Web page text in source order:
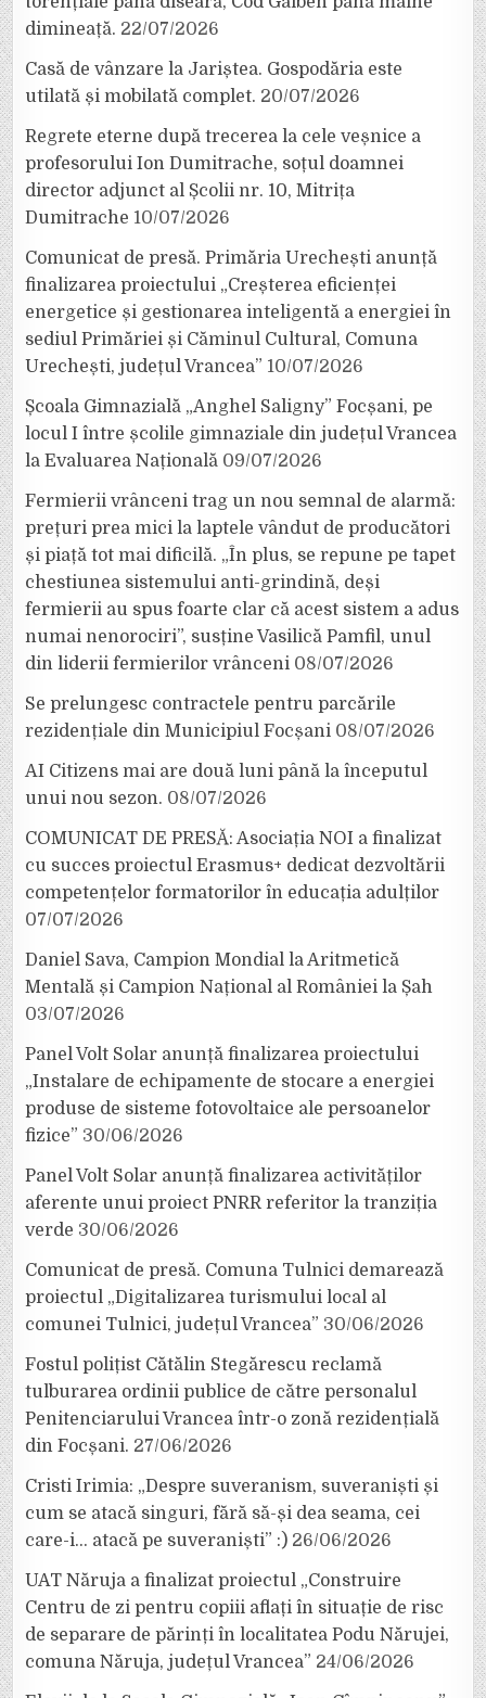
dimineață. 22/07/2026
Casă de vânzare la Jariștea. Gospodăria este
utilată și mobilată complet. 20/07/2026
Regrete eterne după trecerea la cele veșnice a
profesorului Ion Dumitrache, soțul doamnei
director adjunct al Școlii nr. 10, Mitrița
Dumitrache 10/07/2026
Comunicat de presă. Primăria Urechești anunță
finalizarea proiectului „Creșterea eficienței
energetice și gestionarea inteligentă a energiei în
sediul Primăriei și Căminul Cultural, Comuna
Urechești, județul Vrancea” 10/07/2026
Școala Gimnazială „Anghel Saligny” Focșani, pe
locul I între școlile gimnaziale din județul Vrancea
la Evaluarea Națională 09/07/2026
Fermierii vrânceni trag un nou semnal de alarmă:
prețuri prea mici la laptele vândut de producători
și piață tot mai dificilă. „În plus, se repune pe tapet
chestiunea sistemului anti-grindină, deși
fermierii au spus foarte clar că acest sistem a adus
numai nenorociri”, susține Vasilică Pamfil, unul
din liderii fermierilor vrânceni 08/07/2026
Se prelungesc contractele pentru parcările
rezidențiale din Municipiul Focșani 08/07/2026
AI Citizens mai are două luni până la începutul
unui nou sezon. 08/07/2026
COMUNICAT DE PRESĂ: Asociația NOI a finalizat
cu succes proiectul Erasmus+ dedicat dezvoltării
competențelor formatorilor în educația adulților
07/07/2026
Daniel Sava, Campion Mondial la Aritmetică
Mentală și Campion Național al României la Șah
03/07/2026
Panel Volt Solar anunță finalizarea proiectului
„Instalare de echipamente de stocare a energiei
produse de sisteme fotovoltaice ale persoanelor
fizice” 30/06/2026
Panel Volt Solar anunță finalizarea activităților
aferente unui proiect PNRR referitor la tranziția
verde 30/06/2026
Comunicat de presă. Comuna Tulnici demarează
proiectul „Digitalizarea turismului local al
comunei Tulnici, județul Vrancea” 30/06/2026
Fostul polițist Cătălin Stegărescu reclamă
tulburarea ordinii publice de către personalul
Penitenciarului Vrancea într-o zonă rezidențială
din Focșani. 27/06/2026
Cristi Irimia: „Despre suveranism, suveraniști și
cum se atacă singuri, fără să-și dea seama, cei
care-i… atacă pe suveraniști” :) 26/06/2026
UAT Năruja a finalizat proiectul „Construire
Centru de zi pentru copiii aflați în situație de risc
de separare de părinți în localitatea Podu Nărujei,
comuna Năruja, județul Vrancea” 24/06/2026